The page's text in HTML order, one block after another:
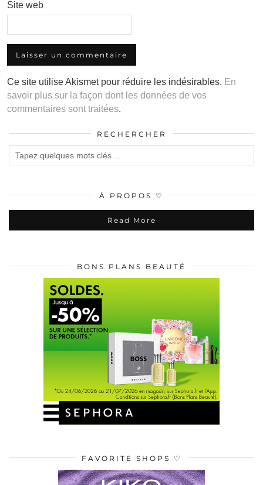
Site web
Ce site utilise Akismet pour réduire les indésirables. En
savoir plus sur la façon dont les données de vos
commentaires sont traitées.
RECHERCHER
À PROPOS ♡
Read More
BONS PLANS BEAUTÉ
FAVORITE SHOPS ♡